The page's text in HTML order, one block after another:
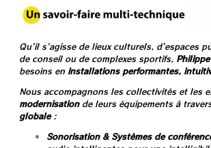
Qu’il s’agisse de lieux culturels, d’espaces
de conseil ou de complexes sportifs, Philippe
besoins en installations performantes,
Nous accompagnons les collectivités et les
modernisationde leurs équipements à
globale:
Sonorisation & Systèmes de